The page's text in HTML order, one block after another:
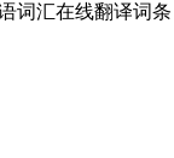
词汇在线翻译词